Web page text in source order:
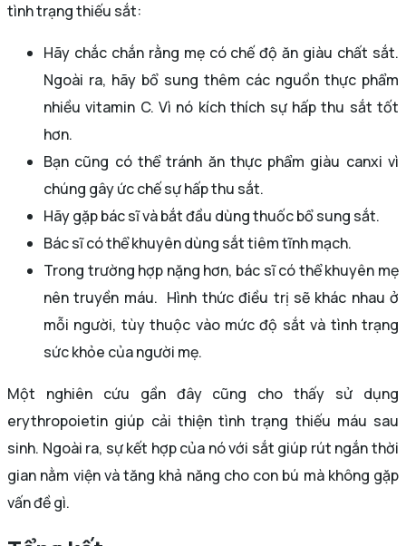
tình trạng thiếu sắt:
Hãy chắc chắn rằng mẹ có chế độ ăn giàu chất sắt.
Ngoài ra, hãy bổ sung thêm các nguồn thực phẩm
nhiều vitamin C. Vì nó kích thích sự hấp thu sắt tốt
hơn.
Bạn cũng có thể tránh ăn thực phẩm giàu canxi vì
chúng gây ức chế sự hấp thu sắt.
Hãy gặp bác sĩ và bắt đầu dùng thuốc bổ sung sắt.
Bác sĩ có thể khuyên dùng sắt tiêm tĩnh mạch.
Trong trường hợp nặng hơn, bác sĩ có thể khuyên mẹ
nên truyền máu. Hình thức điều trị sẽ khác nhau ở
mỗi người, tùy thuộc vào mức độ sắt và tình trạng
sức khỏe của người mẹ.
Một nghiên cứu gần đây cũng cho thấy sử dụng
erythropoietin giúp cải thiện tình trạng thiếu máu sau
sinh. Ngoài ra, sự kết hợp của nó với sắt giúp rút ngắn thời
gian nằm viện và tăng khả năng cho con bú mà không gặp
vấn đề gì.